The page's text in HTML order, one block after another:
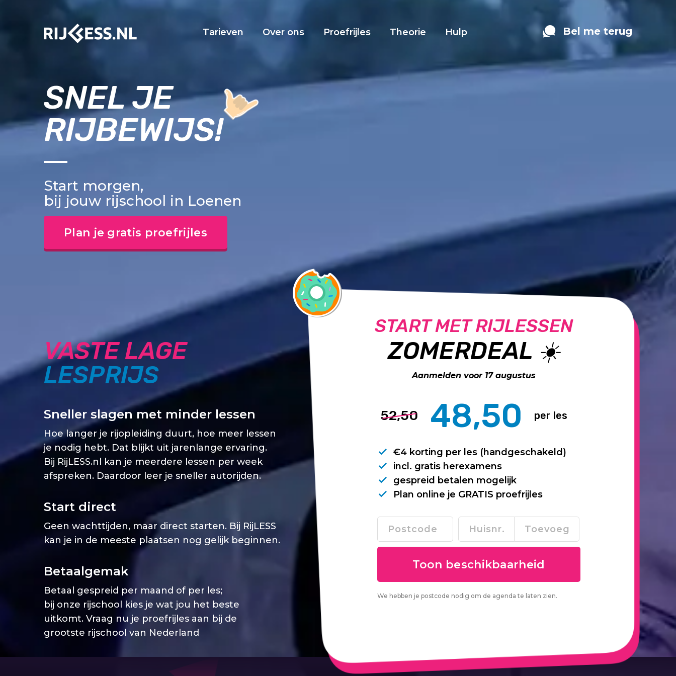
Tarieven Over ons Proefrijles Theorie Hulp Bel me terug
SNEL JE
RIJBEWIJS!
Start morgen,
bij jouw rijschool in Loenen
Plan je gratis proefrijles
START MET RIJLESSEN
ZOMERDEAL ☀️
Aanmelden voor 17 augustus
52,50 48,50 per les
€4 korting per les (handgeschakeld)
incl. gratis herexamens
gespreid betalen mogelijk
Plan online je GRATIS proefrijles
We hebben je postcode nodig om de agenda te laten zien.
VASTE LAGE
LESPRIJS
Sneller slagen met minder lessen
Hoe langer je rijopleiding duurt, hoe meer lessen
je nodig hebt. Dat blijkt uit jarenlange ervaring.
Bij RijLESS.nl kan je meerdere lessen per week
afspreken. Daardoor leer je sneller autorijden.
Start direct
Geen wachttijden, maar direct starten. Bij RijLESS
kan je in de meeste plaatsen nog gelijk beginnen.
Betaalgemak
Betaal gespreid per maand of per les;
bij onze rijschool kies je wat jou het beste
uitkomt. Vraag nu je proefrijles aan bij de
grootste rijschool van Nederland